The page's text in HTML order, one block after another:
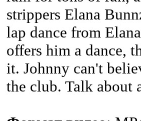
strippers Elana
lap dance from
offers him a dance,
it. Johnny can't
the club. Talk about